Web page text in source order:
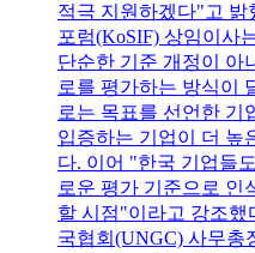
적극 지원하겠다"고
포럼(KoSIF) 상임이사
단순한 기준 개정이 아
로를 평가하는 방식이
로는 목표를 선언한 기
입증하는 기업이 더 높
다. 이어 "한국 기업들
로운 평가 기준으로 인
할 시점"이라고 강조했
국협회(UNGC) 사무총